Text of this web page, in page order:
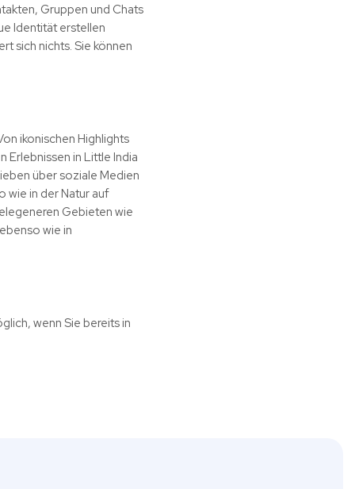
Gruppen und Chats
Identität erstellen
sich nichts. Sie können
ikonischen Highlights
Erlebnissen in Little India
über soziale Medien
wie in der Natur auf
Gebieten wie
wie in
wenn Sie bereits in